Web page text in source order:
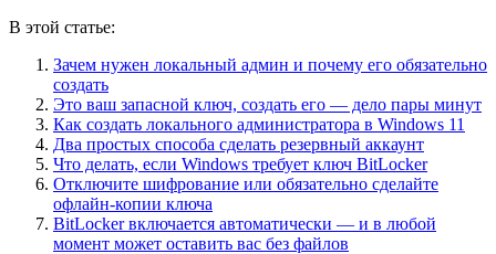
В этой статье:
Зачем нужен локальный админ и почему его обязательно
создать
Это ваш запасной ключ, создать его — дело пары минут
Как создать локального администратора в Windows 11
Два простых способа сделать резервный аккаунт
Что делать, если Windows требует ключ BitLocker
Отключите шифрование или обязательно сделайте
офлайн-копии ключа
BitLocker включается автоматически — и в любой
момент может оставить вас без файлов